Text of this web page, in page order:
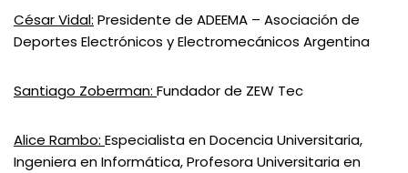
César Vidal: Presidente de ADEEMA – Asociación de
Deportes Electrónicos y Electromecánicos Argentina
Santiago Zoberman: Fundador de ZEW Tec
Alice Rambo: Especialista en Docencia Universitaria,
Ingeniera en Informática, Profesora Universitaria en